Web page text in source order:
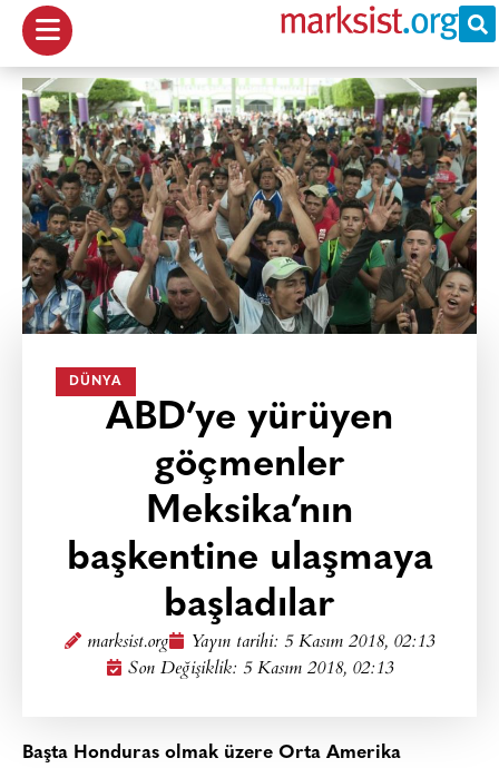
DÜNYA
ABD’ye yürüyen
göçmenler
Meksika’nın
başkentine ulaşmaya
başladılar
marksist.org Yayın tarihi: 5 Kasım 2018, 02:13
Son Değişiklik: 5 Kasım 2018, 02:13
Başta Honduras olmak üzere Orta Amerika